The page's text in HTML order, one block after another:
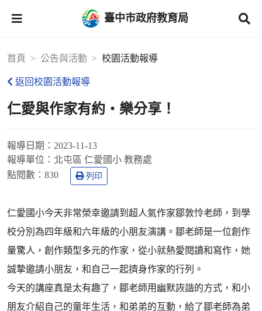
臺中市政府教育局
首頁 公告與活動 校園活動報導
返回校園活動報導
仁愛與作家有約‧樂分享！
報導日期： 2023-11-13
報導單位： 北屯區 仁愛國小 教務處
點閱數： 830 列印
仁愛國小今天非常榮幸邀請到超人氣作家鄒敦怜老師，到學
校分別為四年級和六年級的小朋友演講。鄒老師是一位創作
量驚人，創作類型多元的作家，從小就熱愛閱讀和寫作，她
誠摯邀請小朋友，和自己一起擠身作家的行列。
今天的講座真是太有趣了，鄒老師用幽默詼諧的方式，和小
朋友介紹自己的童年生活，和弟弟的互動，給了鄒老師為弟